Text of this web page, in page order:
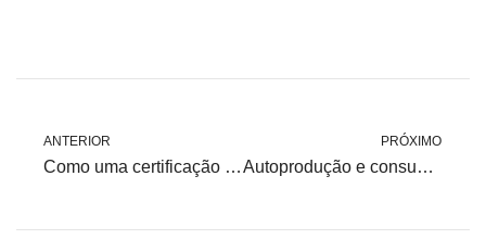
ANTERIOR
Como uma certificação de energia verde pode expandir os negócios da sua empresa?
PRÓXIMO
Autoprodução e consumo próprio: caminhos dentro da regulação